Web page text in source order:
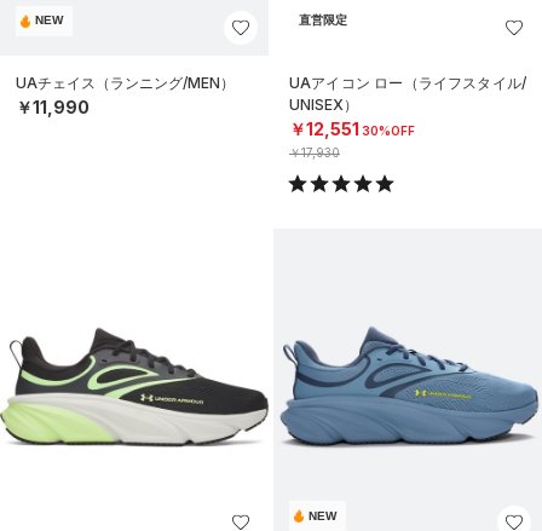
NEW
UAチェイス（ランニング/MEN）
￥11,990
直営限定
UAアイコン ロー（ライフスタイル/
UNISEX）
￥12,551 30%OFF
￥17,930
NEW